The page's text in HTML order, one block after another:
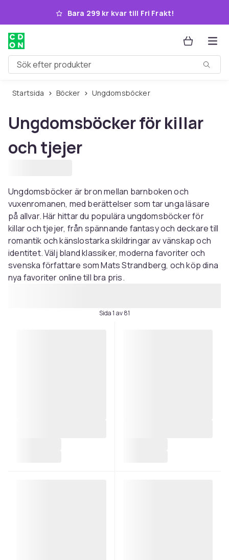
Hoppa till huvudinnehållet
Bara 299 kr kvar till Fri Frakt!
Sök efter produkter
Startsida Böcker Ungdomsböcker
Ungdomsböcker för killar
och tjejer
Ungdomsböcker är bron mellan barnboken och
vuxenromanen, med berättelser som tar unga läsare
på allvar. Här hittar du populära ungdomsböcker för
killar och tjejer, från spännande fantasy och deckare till
romantik och känslostarka skildringar av vänskap och
identitet. Välj bland klassiker, moderna favoriter och
svenska författare som Mats Strandberg, och köp dina
nya favoriter online till bra pris.
Sida 1 av 81